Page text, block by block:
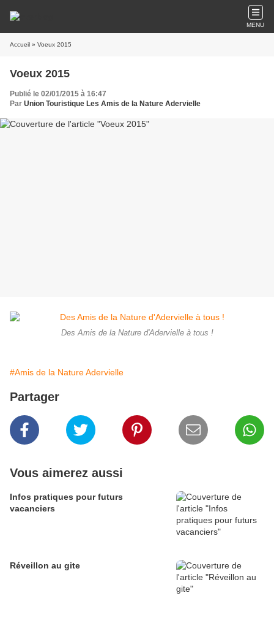
MENU
Accueil » Voeux 2015
Voeux 2015
Publié le 02/01/2015 à 16:47
Par Union Touristique Les Amis de la Nature Adervielle
Des Amis de la Nature d'Adervielle à tous !
#Amis de la Nature Adervielle
Partager
Vous aimerez aussi
Infos pratiques pour futurs
vacanciers
Réveillon au gite